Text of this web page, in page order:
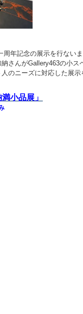
年記念の展示を行ないま
さんがGallery463の小ス
のニーズに対応した展示
小品展」